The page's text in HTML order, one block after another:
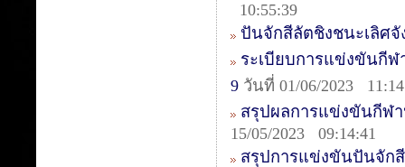
10:55:39
ปันจักสีลัตชิงชนะเลิศ
ระเบียบการแข่งขันกีฬ
9 วันที่ 01/06/2023
สรุปผลการแข่งขันกีฬา
15/05/2023 09:14:41
สรุปการแข่งขันปันจัก